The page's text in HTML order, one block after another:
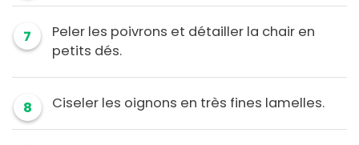
7
Peler les poivrons et détailler la chair en
petits dés.
8 Ciseler les oignons en très fines lamelles.